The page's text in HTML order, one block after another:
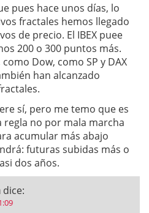
pues hace unos días, lo
fractales hemos llegado
de precio. El IBEX puee
200 o 300 puntos más.
Dow, como SP y DAX
han alcanzado
sí, pero me temo que es
no por mala marcha
acumular más abajo
futuras subidas más o
dos años.
dice: